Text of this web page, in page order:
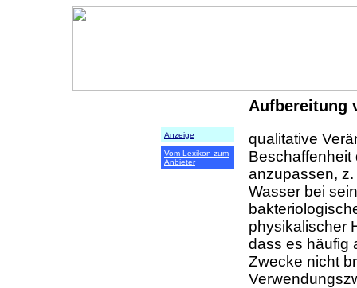
Anzeige
Vom Lexikon zum
Anbieter
Aufbereitung
qualitative
Beschaffenheit
anzupassen,
Wasser bei
physikalischer
dass es häufig
Zwecke nicht